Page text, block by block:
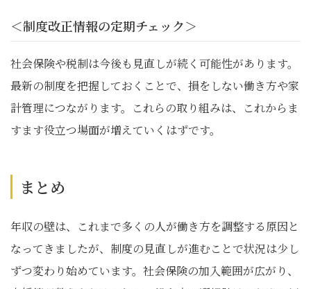
＜制度改正情報の定期チェック＞
社会保険や税制は今後も見直しが続く可能性があります。
最新の制度を把握しておくことで、損をしない働き方や家
計管理につながります。これらの取り組みは、これからま
すます役立つ場面が増えていくはずです。
まとめ
年収の壁は、これまで多くの人が働き方を調整する原因と
なってきましたが、制度の見直しが進むことで状況は少し
ずつ変わり始めています。社会保険の加入範囲が広がり、